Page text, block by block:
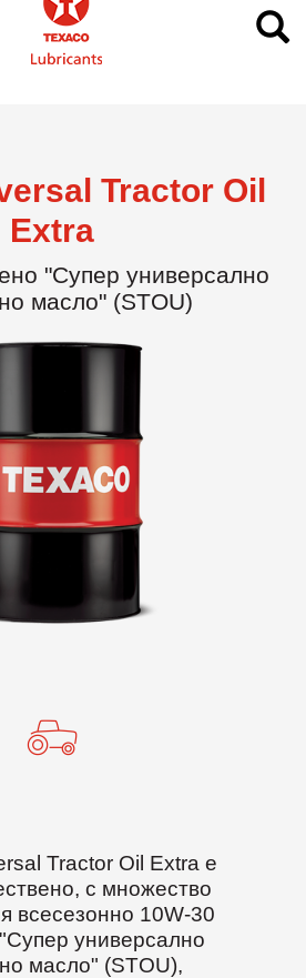
Tractor Oil
Extra
"Супер универсално
масло" (STOU)
Tractor Oil Extra е
с множество
всесезонно 10W-30
универсално
масло" (STOU),